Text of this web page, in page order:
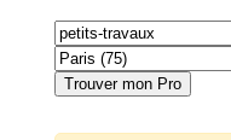
Trouver mon Pro